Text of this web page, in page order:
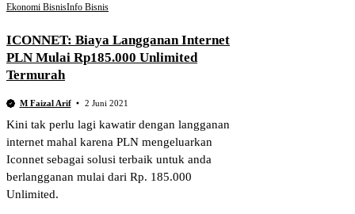
Ekonomi BisnisInfo Bisnis
ICONNET: Biaya Langganan Internet
PLN Mulai Rp185.000 Unlimited
Termurah
M Faizal Arif 2 Juni 2021
Kini tak perlu lagi kawatir dengan langganan
internet mahal karena PLN mengeluarkan
Iconnet sebagai solusi terbaik untuk anda
berlangganan mulai dari Rp. 185.000
Unlimited.